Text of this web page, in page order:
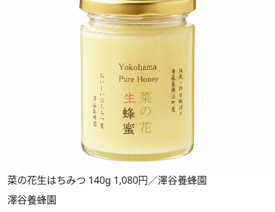
菜の花生はちみつ 140g 1,080円／澤谷養蜂園
澤谷養蜂園